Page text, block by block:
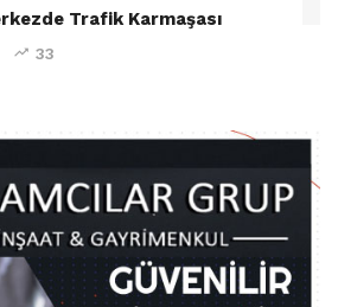
Trafik Karmaşası
33